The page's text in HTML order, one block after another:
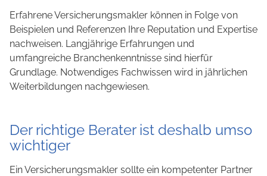
Erfahrene Versicherungsmakler können in Folge von
Beispielen und Referenzen Ihre Reputation und Expertise
nachweisen. Langjährige Erfahrungen und
umfangreiche Branchenkenntnisse sind hierfür
Grundlage. Notwendiges Fachwissen wird in jährlichen
Weiterbildungen nachgewiesen.
Der richtige Berater ist deshalb umso
wichtiger
Ein Versicherungsmakler sollte ein kompetenter Partner